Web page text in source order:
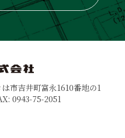
市吉井町富永1610番地の1
0943-75-2051